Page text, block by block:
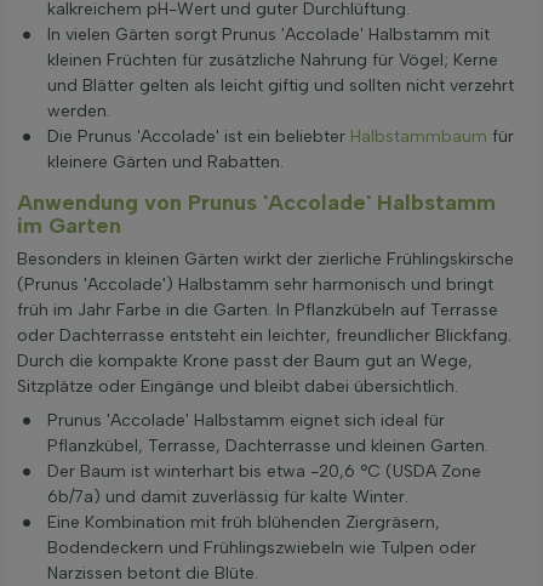
kalkreichem pH-Wert und guter Durchlüftung.
In vielen Gärten sorgt Prunus 'Accolade' Halbstamm mit
kleinen Früchten für zusätzliche Nahrung für Vögel; Kerne
und Blätter gelten als leicht giftig und sollten nicht verzehrt
werden.
Die Prunus 'Accolade' ist ein beliebter Halbstammbaum für
kleinere Gärten und Rabatten.
Anwendung von Prunus 'Accolade' Halbstamm
im Garten
Besonders in kleinen Gärten wirkt der zierliche Frühlingskirsche
(Prunus 'Accolade') Halbstamm sehr harmonisch und bringt
früh im Jahr Farbe in die Garten. In Pflanzkübeln auf Terrasse
oder Dachterrasse entsteht ein leichter, freundlicher Blickfang.
Durch die kompakte Krone passt der Baum gut an Wege,
Sitzplätze oder Eingänge und bleibt dabei übersichtlich.
Prunus 'Accolade' Halbstamm eignet sich ideal für
Pflanzkübel, Terrasse, Dachterrasse und kleinen Garten.
Der Baum ist winterhart bis etwa -20,6 °C (USDA Zone
6b/7a) und damit zuverlässig für kalte Winter.
Eine Kombination mit früh blühenden Ziergräsern,
Bodendeckern und Frühlingszwiebeln wie Tulpen oder
Narzissen betont die Blüte.